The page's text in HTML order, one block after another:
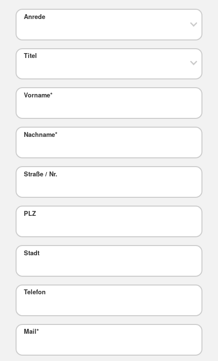
Anrede
Titel
Vorname*
Nachname*
Straße / Nr.
PLZ
Stadt
Telefon
Mail*